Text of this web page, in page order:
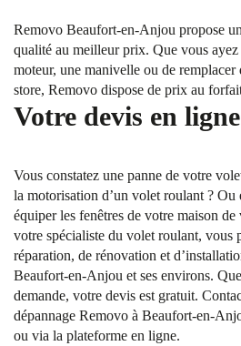
Removo Beaufort-en-Anjou propose
qualité au meilleur prix. Que vous ayez
moteur, une manivelle ou de remplacer
store, Removo dispose de prix au
Votre devis en
Vous constatez une panne de votre
la motorisation d’un volet roulant ? Ou
équiper les fenêtres de votre maison
votre spécialiste du volet roulant, vous
réparation, de rénovation et
Beaufort-en-Anjou et ses environs.
demande, votre devis est gratuit.
dépannage Removo à Beaufort-en-
ou via la plateforme en ligne.